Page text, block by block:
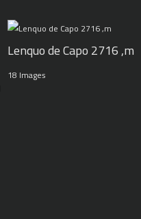
Lenquo de Capo 2716 ,m
18 Images